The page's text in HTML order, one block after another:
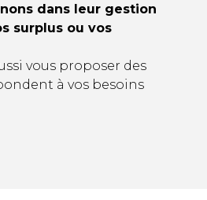
dans leur gestion
surplus ou vos
vous proposer des
à vos besoins